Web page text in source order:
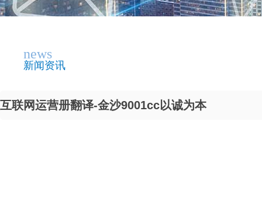
news
新闻资讯
互联网运营册翻译-金沙9001cc以诚为本